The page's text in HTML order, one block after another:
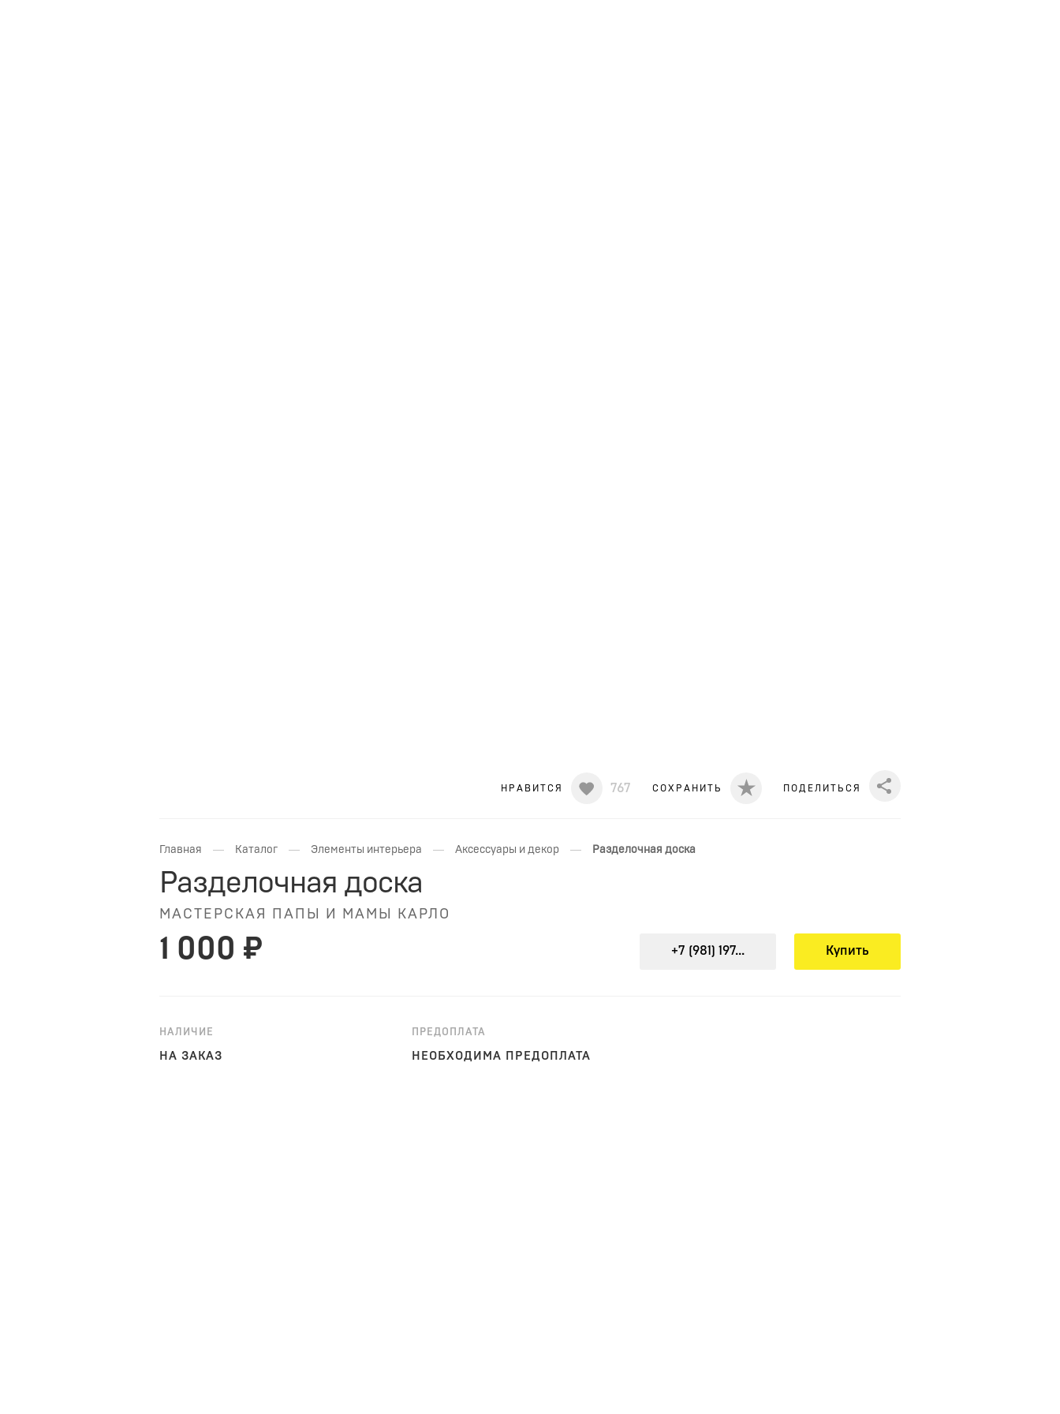
Share
ПОДЕЛИТЬСЯ
СОХРАНИТЬ
767
НРАВИТСЯ
Главная — Каталог — Элементы интерьера — Аксессуары и декор — Разделочная доска
Разделочная доска
МАСТЕРСКАЯ ПАПЫ И МАМЫ КАРЛО
1 000 ₽ Купить
+7 (981) 197...
НАЛИЧИЕ
НА ЗАКАЗ
ПРЕДОПЛАТА
НЕОБХОДИМА ПРЕДОПЛАТА